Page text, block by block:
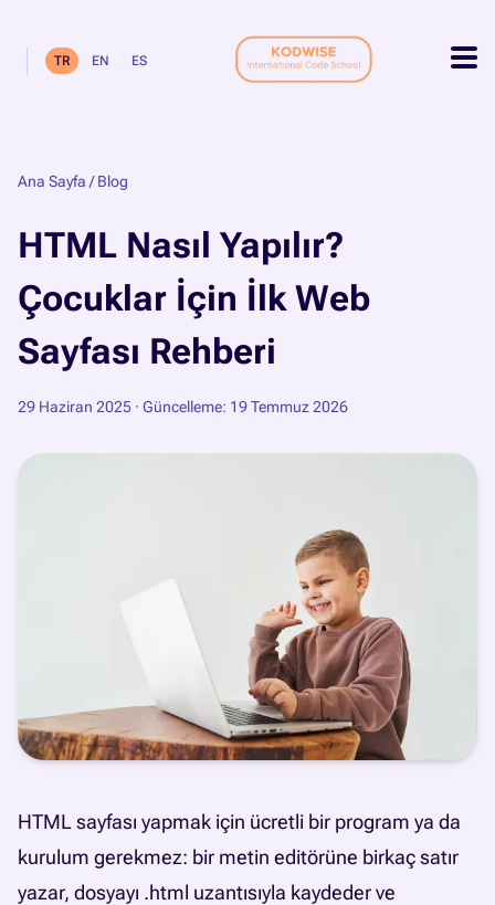
TR EN ES
Ana Sayfa /Blog
HTML Nasıl Yapılır?
Çocuklar İçin İlk Web
Sayfası Rehberi
29 Haziran 2025 · Güncelleme: 19 Temmuz 2026
HTML sayfası yapmak için ücretli bir program ya da
kurulum gerekmez: bir metin editörüne birkaç satır
yazar, dosyayı .html uzantısıyla kaydeder ve